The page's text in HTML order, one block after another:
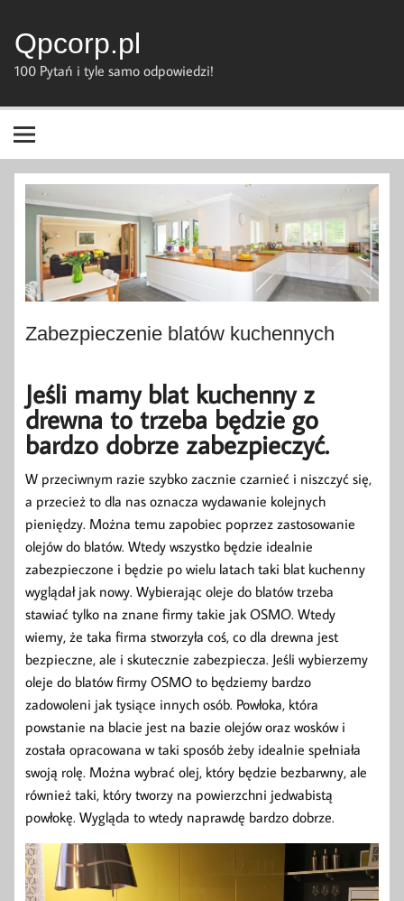
content
Qpcorp.pl
100 Pytań i tyle samo odpowiedzi!
Zabezpieczenie blatów kuchennych
Jeśli mamy blat kuchenny z
drewna to trzeba będzie go
bardzo dobrze zabezpieczyć.
W przeciwnym razie szybko zacznie czarnieć i niszczyć się,
a przecież to dla nas oznacza wydawanie kolejnych
pieniędzy. Można temu zapobiec poprzez zastosowanie
olejów do blatów. Wtedy wszystko będzie idealnie
zabezpieczone i będzie po wielu latach taki blat kuchenny
wyglądał jak nowy. Wybierając oleje do blatów trzeba
stawiać tylko na znane firmy takie jak OSMO. Wtedy
wiemy, że taka firma stworzyła coś, co dla drewna jest
bezpieczne, ale i skutecznie zabezpiecza. Jeśli wybierzemy
oleje do blatów firmy OSMO to będziemy bardzo
zadowoleni jak tysiące innych osób. Powłoka, która
powstanie na blacie jest na bazie olejów oraz wosków i
została opracowana w taki sposób żeby idealnie spełniała
swoją rolę. Można wybrać olej, który będzie bezbarwny, ale
również taki, który tworzy na powierzchni jedwabistą
powłokę. Wygląda to wtedy naprawdę bardzo dobrze.